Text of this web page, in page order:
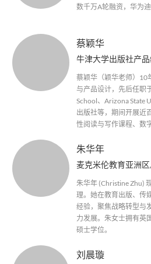
数千万A轮融资，华为
蔡颖华
牛津大学出版社产
蔡颖华（颖华老师）10
与产品设计，先后任职
School、Arizona State
出版社等，期间开展近
性阅读与写作课程、数
朱华年
麦克米伦教育亚洲
朱华年 (Christine Zhu)
理。她在教育出版、传
经验，聚焦战略转型与
力发展。朱女士拥有英
硕士学位。
刘晨璇